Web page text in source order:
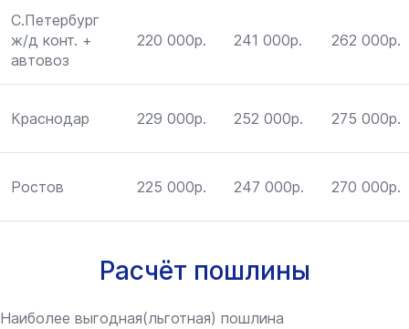
С.Петербург
ж/д конт. +
автовоз
220 000р. 241 000р. 262 000р.
Краснодар 229 000р. 252 000р. 275 000р.
Ростов 225 000р. 247 000р. 270 000р.
Расчёт пошлины
Наиболее выгодная(льготная) пошлина